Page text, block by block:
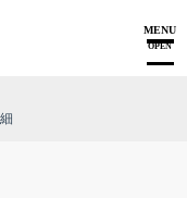
MENU
OPEN